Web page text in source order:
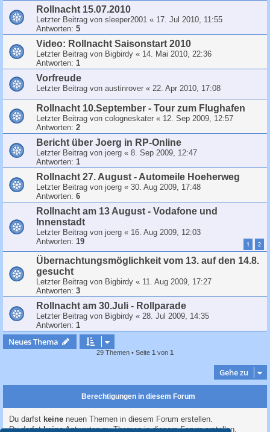
Rollnacht 15.07.2010
Letzter Beitrag von sleeper2001 « 17. Jul 2010, 11:55
Antworten: 5
Video: Rollnacht Saisonstart 2010
Letzter Beitrag von Bigbirdy « 14. Mai 2010, 22:36
Antworten: 1
Vorfreude
Letzter Beitrag von austinrover « 22. Apr 2010, 17:08
Rollnacht 10.September - Tour zum Flughafen
Letzter Beitrag von cologneskater « 12. Sep 2009, 12:57
Antworten: 2
Bericht über Joerg in RP-Online
Letzter Beitrag von joerg « 8. Sep 2009, 12:47
Antworten: 1
Rollnacht 27. August - Automeile Hoeherweg
Letzter Beitrag von joerg « 30. Aug 2009, 17:48
Antworten: 6
Rollnacht am 13 August - Vodafone und
Innenstadt
Letzter Beitrag von joerg « 16. Aug 2009, 12:03
Antworten: 19 1 2
Übernachtungsmöglichkeit vom 13. auf den 14.8.
gesucht
Letzter Beitrag von Bigbirdy « 11. Aug 2009, 17:27
Antworten: 3
Rollnacht am 30.Juli - Rollparade
Letzter Beitrag von Bigbirdy « 28. Jul 2009, 14:35
Antworten: 1
Neues Thema
29 Themen • Seite 1 von 1
Gehe zu
Berechtigungen in diesem Forum
Du darfst keine neuen Themen in diesem Forum erstellen.
Du darfstkeineAntworten zu Themen in diesem Forum erstellen.